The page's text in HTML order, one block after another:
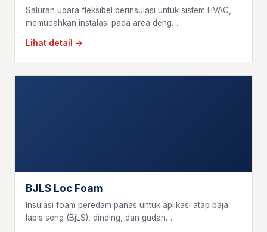
Saluran udara fleksibel berinsulasi untuk sistem HVAC,
memudahkan instalasi pada area deng…
Lihat detail →
BJLS Loc Foam
Insulasi foam peredam panas untuk aplikasi atap baja
lapis seng (BjLS), dinding, dan gudan…